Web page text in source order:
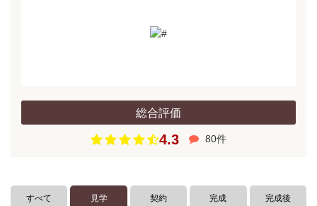
総合評価
4.3 80件
すべて 見学 契約 完成 完成後